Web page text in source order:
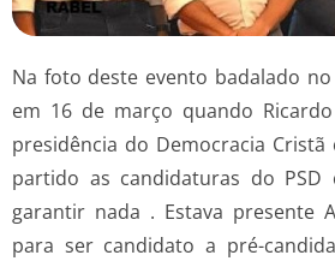
Na foto deste evento badalado
em 16 de março quando
presidência do Democracia
partido as candidaturas do
garantir nada . Estava presente
para ser candidato a pré-